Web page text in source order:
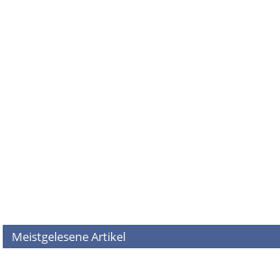
Meistgelesene Artikel